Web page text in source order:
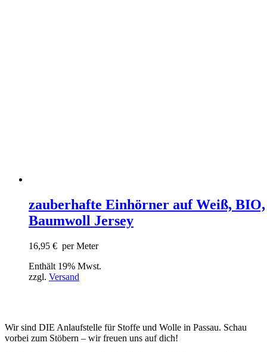
zauberhafte Einhörner auf Weiß, BIO,
Baumwoll Jersey
16,95 € per Meter
Enthält 19% Mwst.
zzgl. Versand
Wir sind DIE Anlaufstelle für Stoffe und Wolle in Passau. Schau
vorbei zum Stöbern – wir freuen uns auf dich!